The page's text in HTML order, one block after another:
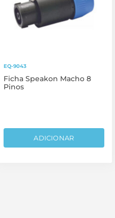
EQ-9043
Ficha Speakon Macho 8
Pinos
ADICIONAR